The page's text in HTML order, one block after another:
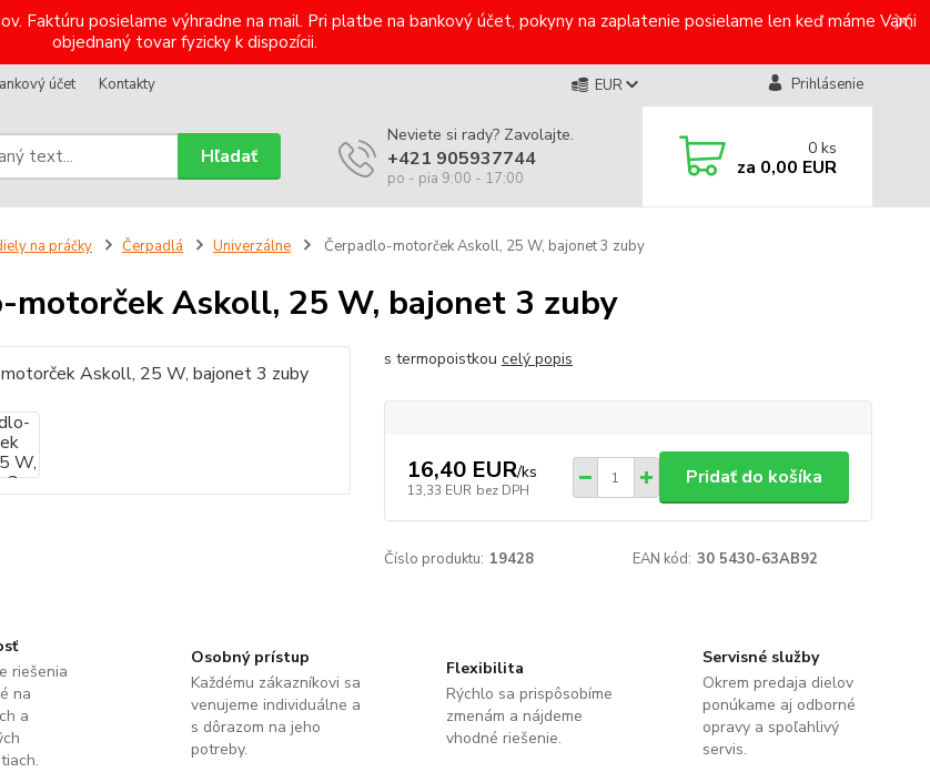
Faktúru posielame výhradne na mail. Pri platbe na bankový účet, pokyny na zaplatenie posielame len keď máme Vami
objednaný tovar fyzicky k dispozícii.
účet Kontakty EUR Prihlásenie
Hľadať
Neviete si rady? Zavolajte.
+421 905937744
po - pia 9:00 - 17:00
0 ks
za 0,00 EUR
na práčky Čerpadlá Univerzálne Čerpadlo-motorček Askoll, 25 W, bajonet 3 zuby
motorček Askoll, 25 W, bajonet 3 zuby
s termopoistkou celý popis
16,40 EUR/ks
13,33 EUR bez DPH
Pridať do košíka
Číslo produktu: 19428 EAN kód: 30 5430-63AB92
riešenia
na
a
Osobný prístup
Každému zákazníkovi sa
venujeme individuálne a
s dôrazom na jeho
potreby.
Flexibilita
Rýchlo sa prispôsobíme
zmenám a nájdeme
vhodné riešenie.
Servisné služby
Okrem predaja dielov
ponúkame aj odborné
opravy a spoľahlivý
servis.